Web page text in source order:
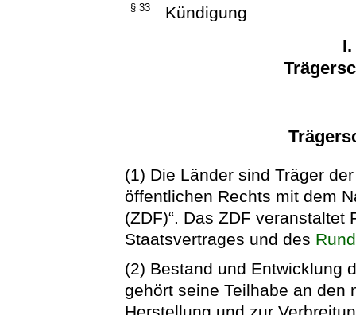
§ 33 Kündigung
(1) Die Länder sind Träger
öffentlichen Rechts mit dem
(ZDF)“. Das ZDF
Staatsvertrages und des
(2) Bestand und Entwicklung
gehört seine Teilhabe an den